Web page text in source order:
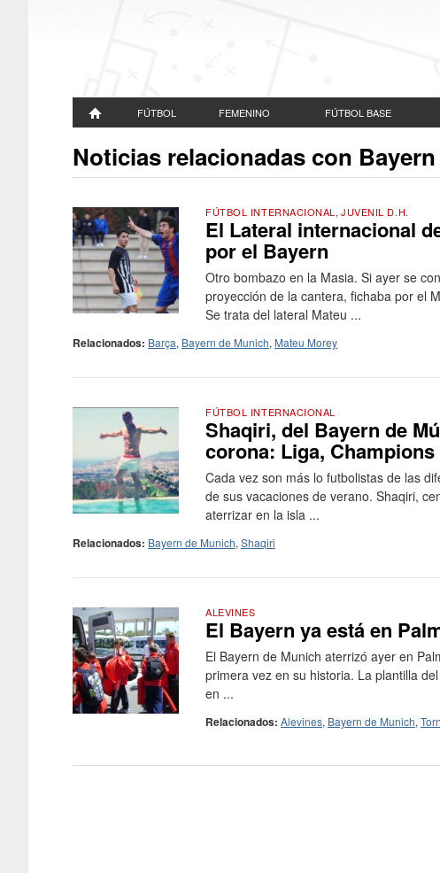
FÚTBOL FEMENINO FÚTBOL BASE
Noticias relacionadas con
FÚTBOL INTERNACIONAL , JUVENIL D.H.
El Lateral internacional
por el Bayern
Otro bombazo en la Masia. Si ayer se
proyección de la cantera, fichaba por el
Se trata del lateral Mateu ...
Relacionados: Barça, Bayern de Munich, Mateu Morey
FÚTBOL INTERNACIONAL
Shaqiri, del Bayern de
corona: Liga, Champions
Cada vez son más lo futbolistas de las
de sus vacaciones de verano. Shaqiri,
aterrizar en la isla ...
Relacionados: Bayern de Munich, Shaqiri
ALEVINES
El Bayern ya está en
El Bayern de Munich aterrizó ayer en
primera vez en su historia. La plantilla
en ...
Relacionados: Alevines, Bayern de Munich,